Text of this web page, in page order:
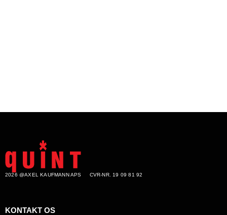
2026 @AXEL KAUFMANN APS CVR-NR. 19 09 81 92
KONTAKT OS